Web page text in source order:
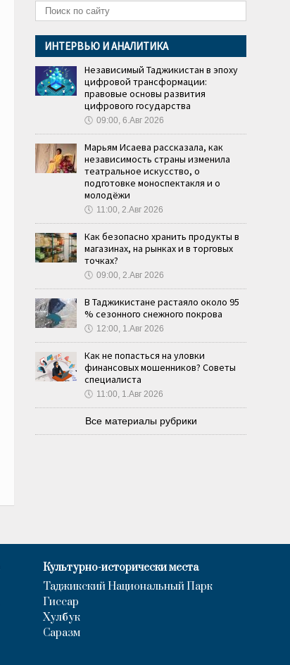
ИНТЕРВЬЮ И АНАЛИТИКА
Независимый Таджикистан в эпоху
цифровой трансформации:
правовые основы развития
цифрового государства
🕔 09:00, 6.Авг 2026
Марьям Исаева рассказала, как
независимость страны изменила
театральное искусство, о
подготовке моноспектакля и о
молодёжи
🕔 11:00, 2.Авг 2026
Как безопасно хранить продукты в
магазинах, на рынках и в торговых
точках?
🕔 09:00, 2.Авг 2026
В Таджикистане растаяло около 95
% сезонного снежного покрова
🕔 12:00, 1.Авг 2026
Как не попасться на уловки
финансовых мошенников? Советы
специалиста
🕔 11:00, 1.Авг 2026
Все материалы рубрики
Культурно-исторически места
Таджикский Национальный Парк
Гиссар
Хулбук
Саразм